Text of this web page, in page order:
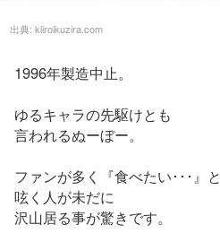
出典: kiiroikuzira.com
1996年製造中止。
ゆるキャラの先駆けとも
言われるぬーぼー。
ファンが多く『食べたい･･･』と
呟く人が未だに
沢山居る事が驚きです。